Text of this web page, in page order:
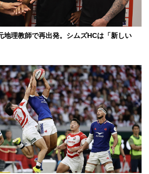
地理教師で再出発。シムズHCは「新しい